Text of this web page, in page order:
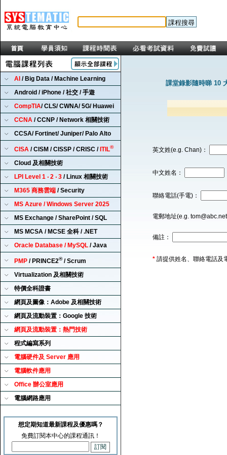
AI / Big Data / Machine Learning
Android / iPhone / 社交 / 手遊
CompTIA/ CLS/ CWNA/ 5G/ Huawei
CCNA / CCNP / Network 相關技術
CCSA/ Fortinet/ Juniper/ Palo Alto
CISA / CISM / CISSP / CRISC / ITIL®
Cloud 及相關技術
LPI Level 1 ‧ 2 ‧ 3 / Linux 相關技術
M365 商務雲端 / Security
MS Azure / Windows Server 2025
MS Exchange / SharePoint / SQL
MS MCSA / MCSE 全科 / .NET
Oracle Database / MySQL / Java
PMP / PRINCE2®/ Scrum
Virtualization 及相關技術
特價全科證書
網頁及圖像：Adobe 及相關技術
網頁及流動裝置：Google 技術
網頁及流動裝置：熱門技術
程式編寫系列
電腦硬件及 Server 應用
電腦軟件應用
Office 辦公室應用
電腦網路應用
想定期知道最新課程及優惠嗎？
免費訂閱本中心的課程通訊！
課堂錄影隨時睇 10
英文姓(e.g. Chan)：
中文姓名：
聯絡電話(手電)：
電郵地址(e.g.
備註：
* 請提供姓名、聯絡電話及